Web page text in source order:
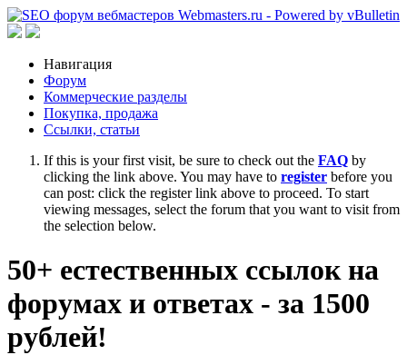
Навигация
Форум
Коммерческие разделы
Покупка, продажа
Ссылки, статьи
If this is your first visit, be sure to check out the FAQ by
clicking the link above. You may have to register before you
can post: click the register link above to proceed. To start
viewing messages, select the forum that you want to visit from
the selection below.
50+ естественных ссылок на
форумах и ответах - за 1500
рублей!